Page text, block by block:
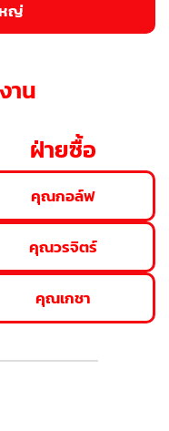
ญ่
าน
ฝ่ายซื้อ
คุณกอล์ฟ
คุณวรจิตร์
คุณเกชา